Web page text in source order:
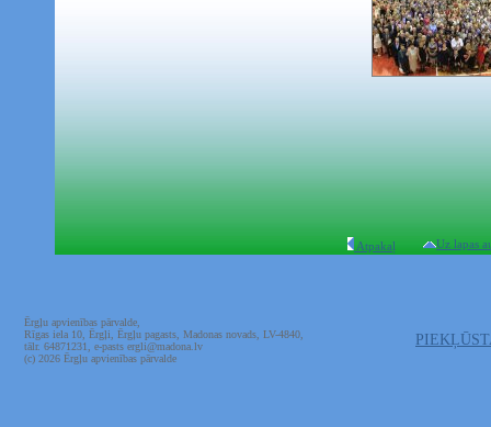
Atpakaļ Uz lapas
Ērgļu apvienības pārvalde,
Rīgas iela 10, Ērgļi, Ērgļu pagasts, Madonas novads, LV-4840,
tālr. 64871231, e-pasts ergli@madona.lv
(c) 2026 Ērgļu apvienības pārvalde